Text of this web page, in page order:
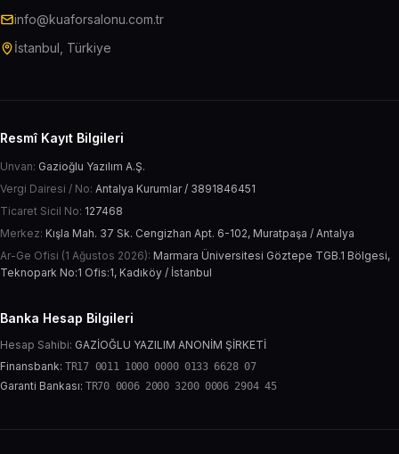
info@kuaforsalonu.com.tr
İstanbul, Türkiye
Resmî Kayıt Bilgileri
Unvan: Gazioğlu Yazılım A.Ş.
Vergi Dairesi / No: Antalya Kurumlar / 3891846451
Ticaret Sicil No: 127468
Merkez: Kışla Mah. 37 Sk. Cengizhan Apt. 6-102, Muratpaşa / Antalya
Ar-Ge Ofisi (1 Ağustos 2026): Marmara Üniversitesi Göztepe TGB.1 Bölgesi,
Teknopark No:1 Ofis:1, Kadıköy / İstanbul
Banka Hesap Bilgileri
Hesap Sahibi: GAZİOĞLU YAZILIM ANONİM ŞİRKETİ
Finansbank: TR17 0011 1000 0000 0133 6628 07
Garanti Bankası: TR70 0006 2000 3200 0006 2904 45